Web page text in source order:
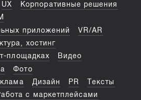
UX
Корпоративные решения
приложений
VR/AR
хостинг
площадках
Видео
Фото
Дизайн PR
Тексты
с маркетплейсами